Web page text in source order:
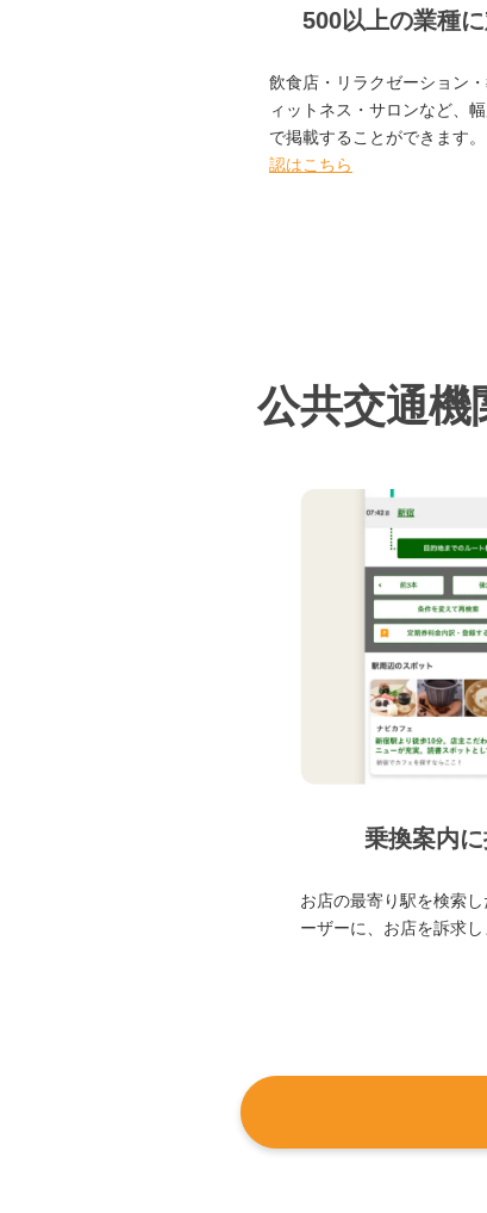
500以上の業種
飲食店・リラクゼーション
ィットネス・サロンなど、
で掲載することができます。
認はこちら
公共交通
乗換案内
お店の最寄り駅を検索
ーザーに、お店を訴求し